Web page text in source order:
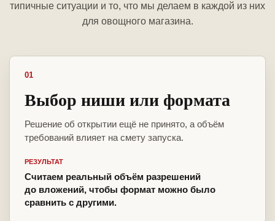
типичные ситуации и то, что мы делаем в каждой из них
для овощного магазина.
01
Выбор ниши или формата
Решение об открытии ещё не принято, а объём
требований влияет на смету запуска.
РЕЗУЛЬТАТ
Считаем реальный объём разрешений
до вложений, чтобы формат можно было
сравнить с другими.